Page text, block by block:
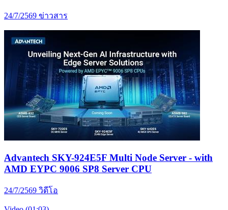
24/7/2569 ข่าวสาร
Advantech SKY-924E5F Multi Node Server - with
AMD EYPC 9006 SP8 Server CPU
24/7/2569 วิดีโอ